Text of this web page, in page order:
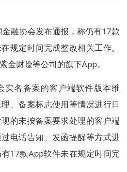
融协会发布通报，称仍有17款
规定时间完成整改相关工作。
金财险等公司的旗下App。
实名备案的客户端软件版本维
、备案标志使用等情况进行日
的未按备案要求处理的客户端
电话告知、发函提醒等方式进
17款App软件未在规定时间完